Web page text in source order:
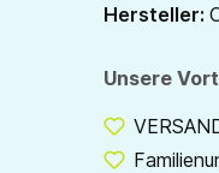
Hersteller:
Unsere